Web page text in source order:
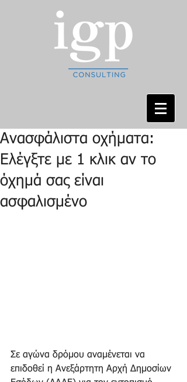
Ανασφάλιστα οχήματα:
Ελέγξτε με 1 κλικ αν το
όχημά σας είναι
ασφαλισμένο
Σε αγώνα δρόμου αναμένεται να
επιδοθεί η Ανεξάρτητη Αρχή Δημοσίων